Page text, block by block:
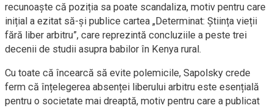
recunoaște că poziția sa poate scandaliza, motiv pentru care
inițial a ezitat să-și publice cartea „Determinat: Știința vieții
fără liber arbitru”, care reprezintă concluziile a peste trei
decenii de studii asupra babilor în Kenya rural.
Cu toate că încearcă să evite polemicile, Sapolsky crede
ferm că înțelegerea absenței liberului arbitru este esențială
pentru o societate mai dreaptă, motiv pentru care a publicat